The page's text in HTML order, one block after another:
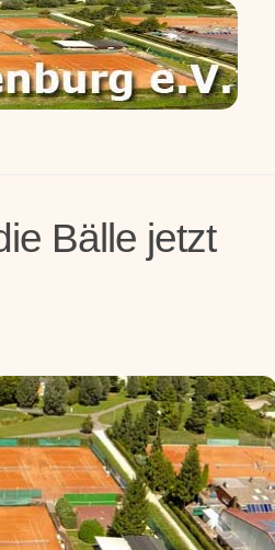
Bälle jetzt